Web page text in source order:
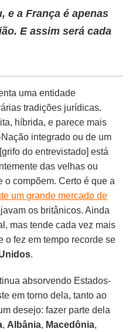
e aFrança é apenas
E assim será cada
uma entidade
tradições jurídicas.
híbrida, e parece mais
integrado ou de um
[grifo do entrevistado] está
das velhas ou
o compõem. Certo é que a
um grande mercado de
os britânicos. Ainda
mas tende cada vez mais
o fez em tempo recorde se
.
absorvendo Estados-
em torno dela, tanto ao
desejo: fazer parte dela
, Albânia, Macedônia,